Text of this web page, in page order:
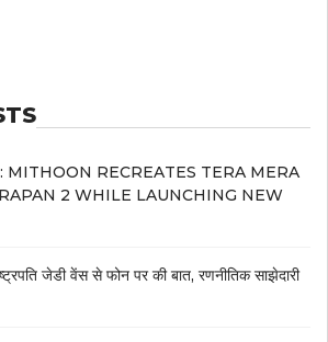
MITHOON RECREATES TERA MERA
2 WHILE LAUNCHING NEW
जेडी वेंस से फोन पर की बात, रणनीतिक साझेदारी